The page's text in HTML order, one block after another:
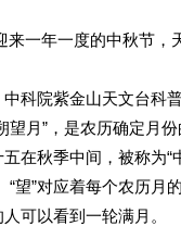
来一年一度的中秋节
科院紫金山天文台科
望月”，是农历确定月
在秋季中间，被称为“
“望”对应着每个农历
可以看到一轮满月。